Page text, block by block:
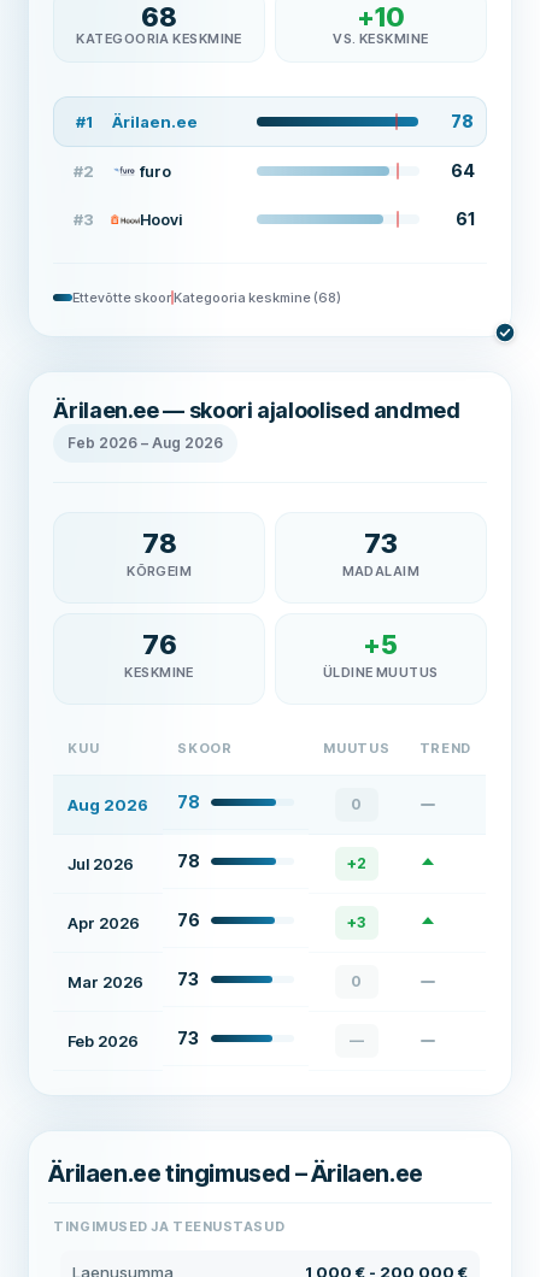
68
KATEGOORIA KESKMINE
+10
VS. KESKMINE
#1 Ärilaen.ee 78
#2 furo 64
#3 Hoovi 61
Ettevõtte skoorKategooria keskmine(68)
Ärilaen.ee — skoori ajaloolised andmed
Feb 2026 –Aug 2026
78
KÕRGEIM
73
MADALAIM
76
KESKMINE
+5
ÜLDINE MUUTUS
KUU SKOOR MUUTUS TREND
Aug 2026 78 0
Jul 2026 78 +2
Apr 2026 76 +3
Mar 2026 73 0
Feb 2026 73 —
Ärilaen.ee tingimused – Ärilaen.ee
TINGIMUSED JA TEENUSTASUD
Laenusumma 1 000 € - 200 000 €